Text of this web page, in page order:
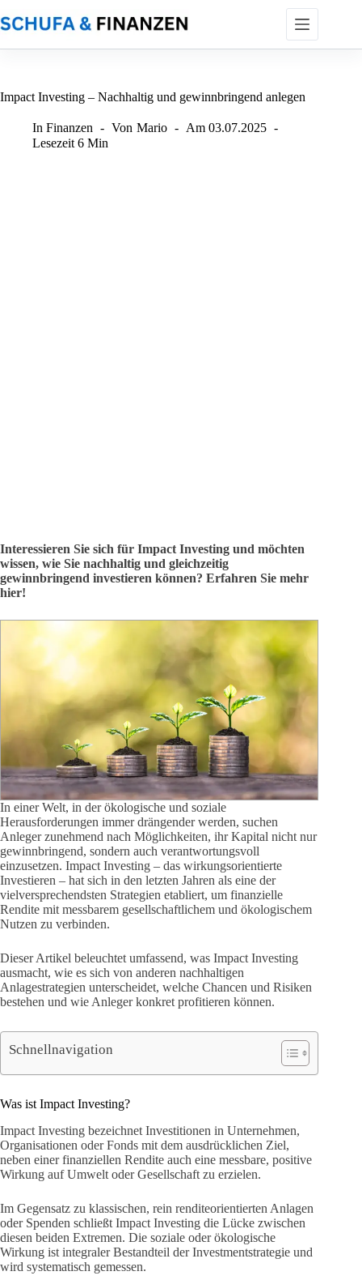
Inhalt
springen
Impact Investing – Nachhaltig und gewinnbringend anlegen
In Finanzen Von Mario Am 03.07.2025
Lesezeit 6 Min
Interessieren Sie sich für Impact Investing und möchten
wissen, wie Sie nachhaltig und gleichzeitig
gewinnbringend investieren können? Erfahren Sie mehr
hier!
In einer Welt, in der ökologische und soziale
Herausforderungen immer drängender werden, suchen
Anleger zunehmend nach Möglichkeiten, ihr Kapital nicht nur
gewinnbringend, sondern auch verantwortungsvoll
einzusetzen. Impact Investing – das wirkungsorientierte
Investieren – hat sich in den letzten Jahren als eine der
vielversprechendsten Strategien etabliert, um finanzielle
Rendite mit messbarem gesellschaftlichem und ökologischem
Nutzen zu verbinden.
Dieser Artikel beleuchtet umfassend, was Impact Investing
ausmacht, wie es sich von anderen nachhaltigen
Anlagestrategien unterscheidet, welche Chancen und Risiken
bestehen und wie Anleger konkret profitieren können.
Schnellnavigation
Was ist Impact Investing?
Impact Investing bezeichnet Investitionen in Unternehmen,
Organisationen oder Fonds mit dem ausdrücklichen Ziel,
neben einer finanziellen Rendite auch eine messbare, positive
Wirkung auf Umwelt oder Gesellschaft zu erzielen.
Im Gegensatz zu klassischen, rein renditeorientierten Anlagen
oder Spenden schließt Impact Investing die Lücke zwischen
diesen beiden Extremen. Die soziale oder ökologische
Wirkung ist integraler Bestandteil der Investmentstrategie und
wird systematisch gemessen.